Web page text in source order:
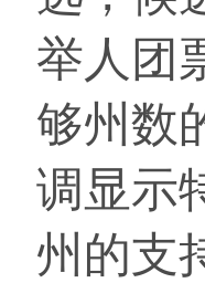
举人团
够州数
调显示
州的支